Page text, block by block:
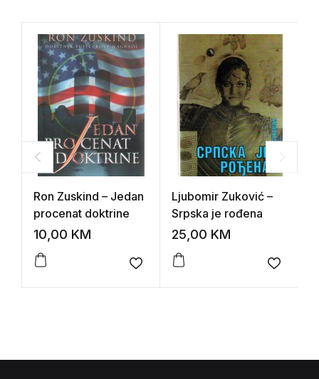
Ron Zuskind – Jedan
procenat doktrine
10,00 KM
Add to wishlist
Ljubomir Zuković –
Srpska je rođena
25,00 KM
Add to